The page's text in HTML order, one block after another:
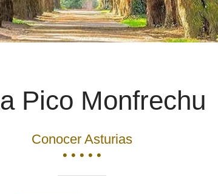
Pico Monfrechu
Conocer Asturias
• • • • •